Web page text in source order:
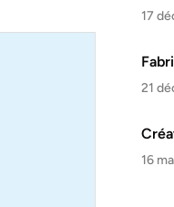
17
21
16